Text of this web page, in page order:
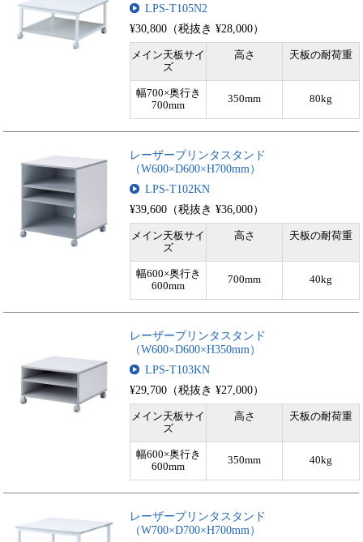
LPS-T105N2
¥30,800（税抜き ¥28,000）
メイン天板サイ
ズ
高さ 天板の耐荷重
幅700×奥行き
700mm
350mm 80kg
レーザープリンタスタンド
（W600×D600×H700mm）
LPS-T102KN
¥39,600（税抜き ¥36,000）
メイン天板サイ
ズ
高さ 天板の耐荷重
幅600×奥行き
600mm
700mm 40kg
レーザープリンタスタンド
（W600×D600×H350mm）
LPS-T103KN
¥29,700（税抜き ¥27,000）
メイン天板サイ
ズ
高さ 天板の耐荷重
幅600×奥行き
600mm
350mm 40kg
レーザープリンタスタンド
（W700×D700×H700mm）